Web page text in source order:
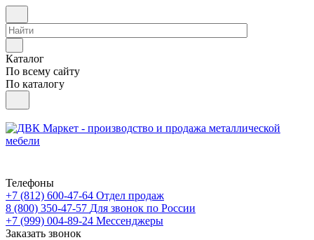
Каталог
По всему сайту
По каталогу
Телефоны
+7 (812) 600-47-64 Отдел продаж
8 (800) 350-47-57 Для звонок по России
+7 (999) 004-89-24 Мессенджеры
Заказать звонок